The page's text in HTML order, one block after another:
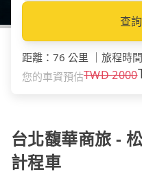
查
距離 ： 76 公里 旅程時間
您的車資預估TWD2000
台北馥華商旅 -
計程車